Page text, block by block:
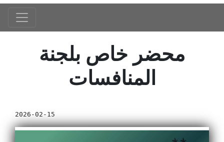
محضر خاص بلجنة
المنافسات
2026-02-15